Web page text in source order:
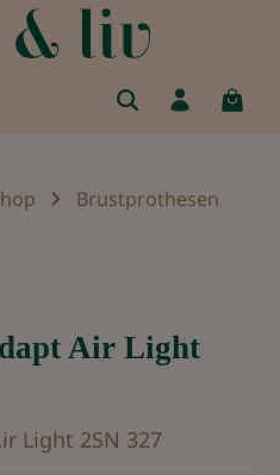
Brustprothesen
Air Light
Light 2SN 327